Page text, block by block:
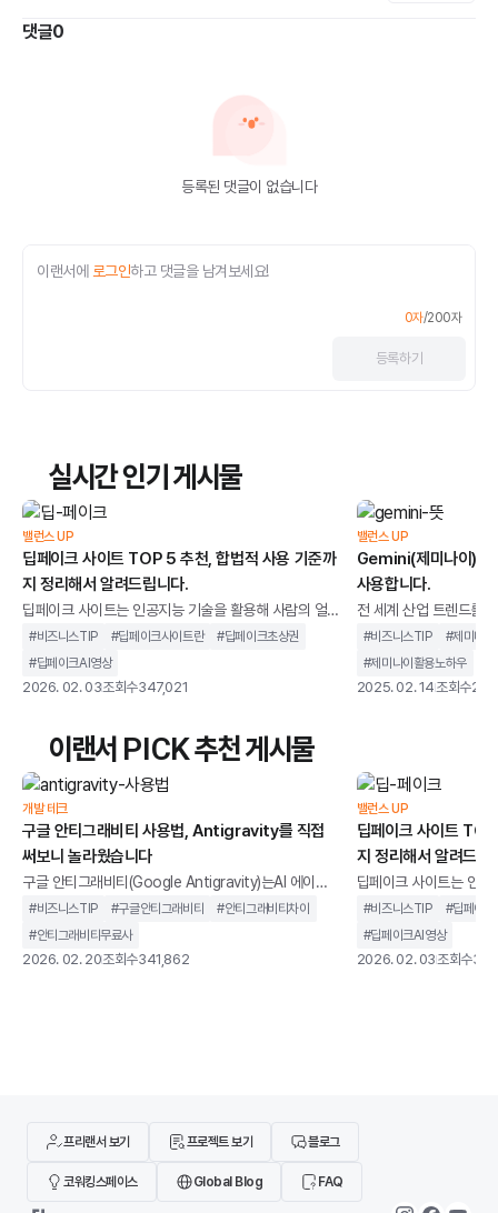
댓글0
등록된 댓글이 없습니다
이랜서에 로그인하고 댓글을 남겨보세요!
0자/200자
등록하기
실시간 인기 게시물
밸런스 UP
딥페이크 사이트 TOP 5 추천, 합법적 사용 기준까
지 정리해서 알려드립니다.
딥페이크 사이트는 인공지능 기술을 활용해 사람의 얼
굴이나 음성을 합성하고, 이를영상이나 이미지 형태로
생성할 수 있는 웹 기반 서비스 제공하는 사이트를 말합
니다.과거에는 전문 장비와 복잡한 프로그램이 필요했
나 사용할 수 있는 환경이 만들어졌습니다.하지만 모든
딥페이크 사이트가 같은 목적과 방식으로 운영되지는
않습니다. 어떤 서비스는 마케팅, 교육, 콘텐츠 제작을
위한 합법적인 AI 영상 도구로 활용되는 반면, 일부 사이
트는 초상권 침해나 악용 가능성이 높은 형태로 제공되
기도 합니다
#비즈니스TIP #딥페이크사이트란 #딥페이크초상권
#딥페이크AI영상
2026. 02. 03조회수347,021
밸런스 UP
Gemini(제미나이) 사
사용합니다.
전 세계 산업 트렌드를
시장을 장악하며AI 기
것 같았던 구글은 예상
습니다.Open AI의
과 완성도에서 기대에
교 속에서 혹독한 평가
렇게 무너질 리 없죠.
#비즈니스TIP #제미나이
#제미나이활용노하우
2025. 02. 14조회수
이랜서 PICK 추천 게시물
개발 테크
구글 안티그래비티 사용법, Antigravity를 직접
써보니 놀라웠습니다
구글 안티그래비티(Google Antigravity)는AI 에이전
트를 중심으로 설계된 통합 개발 환경을 말합니다. 단순
히 코드 자동완성을 제공하는 도구가 아니라,개발 작업
을 계획하고 실행까지 이어가는 구조를 지향합니다.기
#비즈니스TIP #구글안티그래비티 #안티그래비티차이
#안티그래비티무료사
2026. 02. 20조회수341,862
밸런스 UP
딥페이크 사이트
지 정리해서 알려드립
딥페이크 사이트는 인
굴이나 음성을 합성하
생성할 수 있는 웹 기반
니다.과거에는 전문 장
#비즈니스TIP #딥페이
#딥페이크AI영상
2026. 02. 03조회수
프리랜서 보기 프로젝트 보기 블로그
코워킹스페이스 Global Blog FAQ